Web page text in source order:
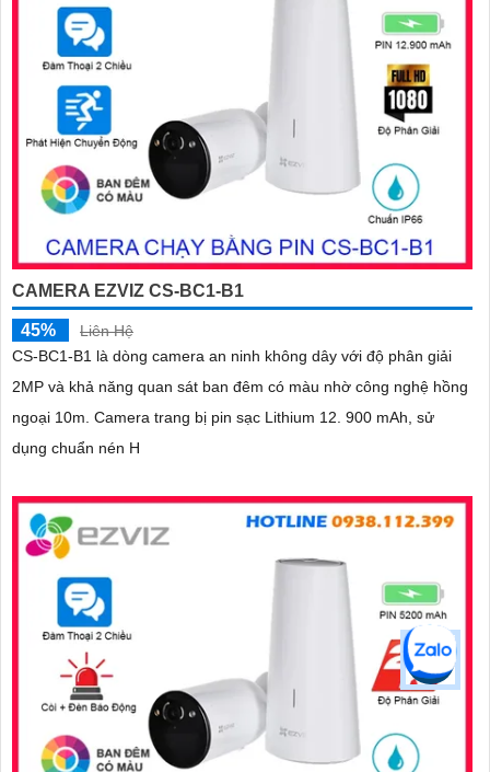
CAMERA EZVIZ CS-BC1-B1
45%
Liên Hệ
CS-BC1-B1 là dòng camera an ninh không dây với độ phân giải
2MP và khả năng quan sát ban đêm có màu nhờ công nghệ hồng
ngoại 10m. Camera trang bị pin sạc Lithium 12. 900 mAh, sử
dụng chuẩn nén H